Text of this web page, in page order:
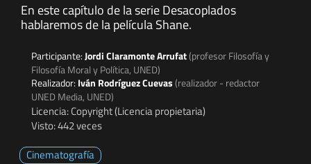
En este capítulo de la serie Desacoplados
hablaremos de la película Shane.
Participante:Jordi Claramonte Arrufat(profesor Filosofía y
Filosofía Moral y Política, UNED)
Realizador: Iván Rodríguez Cuevas(realizador - redactor
UNED Media, UNED)
Licencia: Copyright (Licencia propietaria)
Visto: 442 veces
Cinematografía